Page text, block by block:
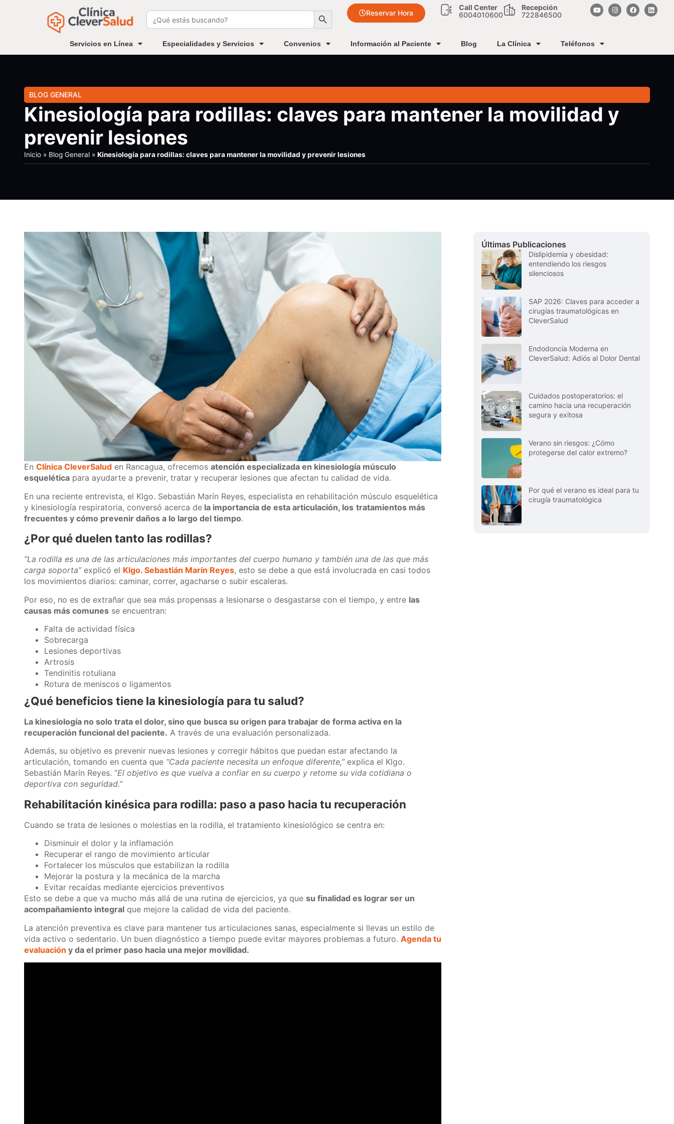
Buscar: Botón de búsquedaReservar Hora
Call Center
6004010600
Recepción
722846500
Servicios en Línea Especialidades y Servicios Convenios Información al Paciente Blog La Clínica Teléfonos
BLOG GENERAL
Kinesiología para rodillas: claves para mantener la movilidad y
prevenir lesiones
Inicio » Blog General » Kinesiología para rodillas: claves para mantener la movilidad y prevenir lesiones
En Clínica CleverSalud en Rancagua, ofrecemos atención especializada en kinesiología músculo
esquelética para ayudarte a prevenir, tratar y recuperar lesiones que afectan tu calidad de vida.
En una reciente entrevista, el Klgo. Sebastián Marín Reyes, especialista en rehabilitación músculo esquelética
y kinesiología respiratoria, conversó acerca de la importancia de esta articulación, los tratamientos más
frecuentes y cómo prevenir daños a lo largo del tiempo.
¿Por qué duelen tanto las rodillas?
“La rodilla es una de las articulaciones más importantes del cuerpo humano y también una de las que más
carga soporta”explicó el Klgo. Sebastián Marín Reyes, esto se debe a que está involucrada en casi todos
los movimientos diarios: caminar, correr, agacharse o subir escaleras.
Por eso, no es de extrañar que sea más propensas a lesionarse o desgastarse con el tiempo, y entre las
causas más comunes se encuentran:
Falta de actividad física
Sobrecarga
Lesiones deportivas
Artrosis
Tendinitis rotuliana
Rotura de meniscos o ligamentos
¿Qué beneficios tiene la kinesiología para tu salud?
La kinesiología no solo trata el dolor, sino que busca su origen para trabajar de forma activa en la
recuperación funcional del paciente. A través de una evaluación personalizada.
Además, su objetivo es prevenir nuevas lesiones y corregir hábitos que puedan estar afectando la
articulación, tomando en cuenta que “Cada paciente necesita un enfoque diferente,”explica el Klgo.
Sebastián Marín Reyes. “El objetivo es que vuelva a confiar en su cuerpo y retome su vida cotidiana o
deportiva con seguridad.”
Rehabilitación kinésica para rodilla: paso a paso hacia tu recuperación
Cuando se trata de lesiones o molestias en la rodilla, el tratamiento kinesiológico se centra en:
Disminuir el dolor y la inflamación
Recuperar el rango de movimiento articular
Fortalecer los músculos que estabilizan la rodilla
Mejorar la postura y la mecánica de la marcha
Evitar recaídas mediante ejercicios preventivos
Esto se debe a que va mucho más allá de una rutina de ejercicios, ya que su finalidad es lograr ser un
acompañamiento integral que mejore la calidad de vida del paciente.
La atención preventiva es clave para mantener tus articulaciones sanas, especialmente si llevas un estilo de
vida activo o sedentario. Un buen diagnóstico a tiempo puede evitar mayores problemas a futuro. Agenda tu
evaluación y da el primer paso hacia una mejor movilidad.
Últimas Publicaciones
Dislipidemia y obesidad:
entendiendo los riesgos
silenciosos
SAP 2026: Claves para acceder a
cirugías traumatológicas en
CleverSalud
Endodoncia Moderna en
CleverSalud: Adiós al Dolor Dental
Cuidados postoperatorios: el
camino hacia una recuperación
segura y exitosa
Verano sin riesgos: ¿Cómo
protegerse del calor extremo?
Por qué el verano es ideal para tu
cirugía traumatológica